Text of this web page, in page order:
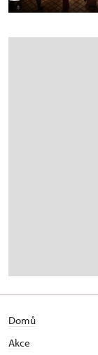
Domů
Akce